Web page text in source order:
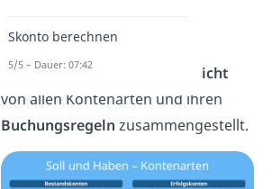
Übersicht
Hier haben wir dir eine
Übersicht
von allen Kontenarten und ihren
Buchungsregeln zusammengestellt.
Skonto berechnen
5/5 – Dauer: 07:42